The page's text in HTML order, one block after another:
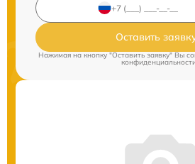
Оставить
Нажимая на кнопку "Оставить заявку" Вы
конфиденциальности